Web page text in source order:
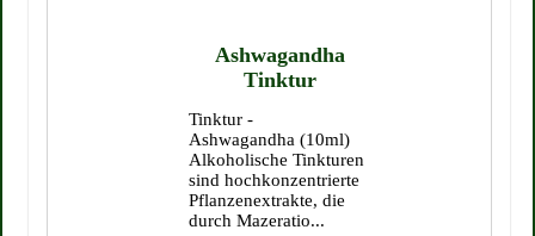
Ashwagandha
Tinktur
Tinktur -
Ashwagandha (10ml)
Alkoholische Tinkturen
sind hochkonzentrierte
Pflanzenextrakte, die
durch Mazeratio...